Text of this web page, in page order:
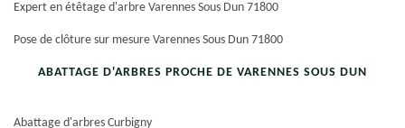
Expert en étêtage d'arbre Varennes Sous Dun 71800
Pose de clôture sur mesure Varennes Sous Dun 71800
ABATTAGE D'ARBRES PROCHE DE VARENNES SOUS DUN
Abattage d'arbres Curbigny